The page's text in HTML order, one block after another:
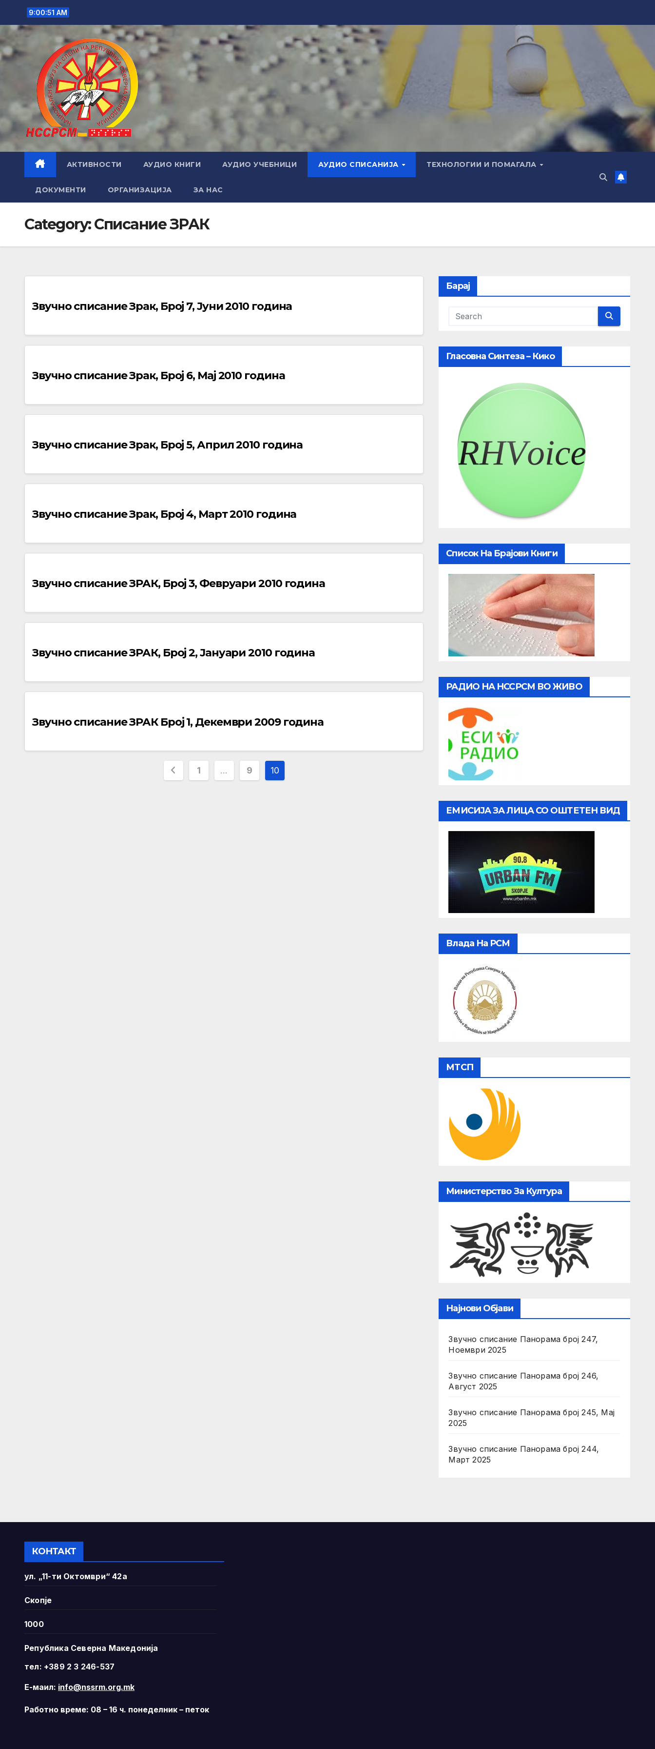
content
9:00:52 AM
АКТИВНОСТИ АУДИО КНИГИ АУДИО УЧЕБНИЦИ АУДИО СПИСАНИЈА ТЕХНОЛОГИИ И ПОМАГАЛА
ДОКУМЕНТИ ОРГАНИЗАЦИЈА ЗА НАС
Category:Списание ЗРАК
Звучно списание Зрак, Број 7, Јуни 2010 година
Звучно списание Зрак, Број 6, Мај 2010 година
Звучно списание Зрак, Број 5, Април 2010 година
Звучно списание Зрак, Број 4, Март 2010 година
Звучно списание ЗРАК, Број 3, Февруари 2010 година
Звучно списание ЗРАК, Број 2, Јануари 2010 година
Звучно списание ЗРАК Број 1, Декември 2009 година
Posts
1 … 9 10
Барај
Гласовна Синтеза – Кико
Список На Брајови Книги
РАДИО НА НССРСМ ВО ЖИВО
ЕМИСИЈА ЗА ЛИЦА СО ОШТЕТЕН ВИД
Влада На РСМ
МТСП
Министерство За Култура
Најнови Објави
Звучно списание Панорама број 247,
Ноември 2025
Звучно списание Панорама број 246,
Август 2025
Звучно списание Панорама број 245, Мај
2025
Звучно списание Панорама број 244,
Март 2025
КОНТАКТ
ул. „11-ти Октомври“ 42а
Скопје
1000
Република Северна Македонија
тел: +389 2 3 246-537
Е-маил: info@nssrm.org.mk
Работно време: 08 – 16 ч. понеделник – петок